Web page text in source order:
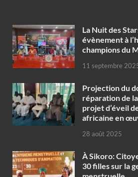
‎La Nuit des
évènement à
champions du
11 septembre
Projection du
réparation de
projet d’éveil
africaine en
28 août 2025
À Sikoro:
30 filles sur la